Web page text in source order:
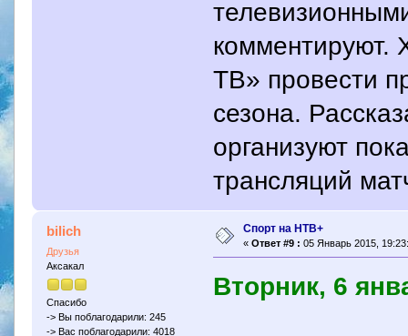
комментируют.
ТВ» провести
сезона.
организуют
трансляций
bilich
Друзья
Аксакал
Спасибо
-> Вы поблагодарили: 245
-> Вас поблагодарили: 4018
Спорт на НТВ+
« Ответ #9 : 05 Январь 2015,
Вторник, 6